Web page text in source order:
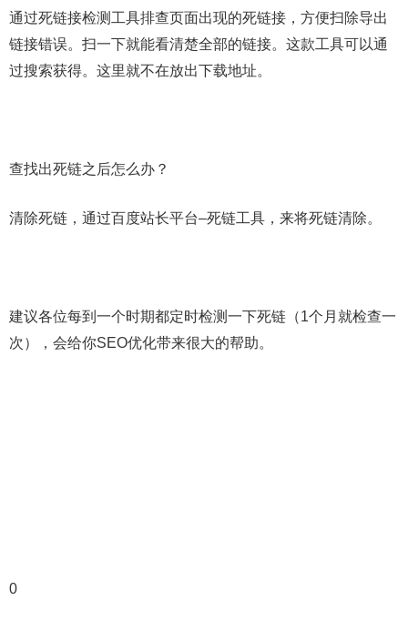
通过死链接检测工具排查页面出现的死链接，方便扫除导出
链接错误。扫一下就能看清楚全部的链接。这款工具可以通
过搜索获得。这里就不在放出下载地址。
查找出死链之后怎么办？
清除死链，通过百度站长平台–死链工具，来将死链清除。
建议各位每到一个时期都定时检测一下死链（1个月就检查一
次），会给你SEO优化带来很大的帮助。
0